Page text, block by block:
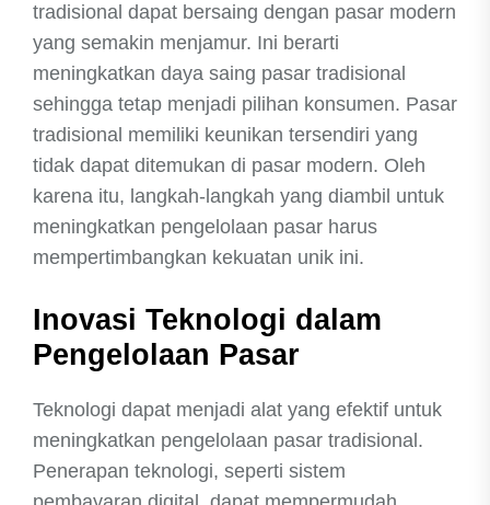
tradisional dapat bersaing dengan pasar modern
yang semakin menjamur. Ini berarti
meningkatkan daya saing pasar tradisional
sehingga tetap menjadi pilihan konsumen. Pasar
tradisional memiliki keunikan tersendiri yang
tidak dapat ditemukan di pasar modern. Oleh
karena itu, langkah-langkah yang diambil untuk
meningkatkan pengelolaan pasar harus
mempertimbangkan kekuatan unik ini.
Inovasi Teknologi dalam
Pengelolaan Pasar
Teknologi dapat menjadi alat yang efektif untuk
meningkatkan pengelolaan pasar tradisional.
Penerapan teknologi, seperti sistem